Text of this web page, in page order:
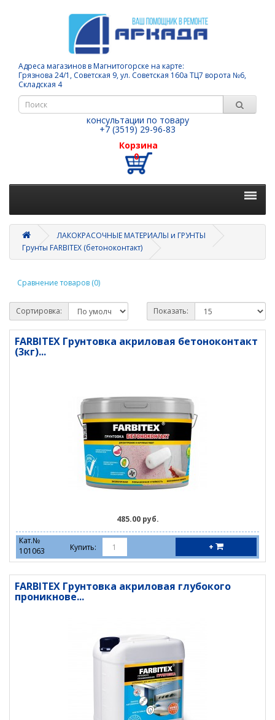
Адреса магазинов в Магнитогорске на карте:
Грязнова 24/1, Советская 9, ул. Советская 160а ТЦ7 ворота №6,
Складская 4
консультации по товару
+7 (3519) 29-96-83
Корзина
0
ЛАКОКРАСОЧНЫЕ МАТЕРИАЛЫ и ГРУНТЫ
Грунты FARBITEX (бетоноконтакт)
Сравнение товаров (0)
Сортировка: Показать:
FARBITEX Грунтовка акриловая бетоноконтакт
(3кг)...
485.00 руб.
Кат.№
101063
Купить: +
FARBITEX Грунтовка акриловая глубокого
проникнове...